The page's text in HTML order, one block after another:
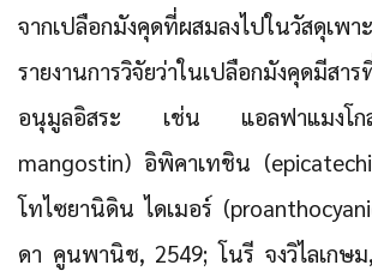
จากเปลือกมังคุดที่ผสมลงไปในวัสดุ
รายงานการวิจัยว่าในเปลือกมังคุดมีสา
อนุมูลอิสระ เช่น แอลฟาแมงโ
mangostin) อิพิคาเทชิน
โทไซยานิดิน ไดเมอร์
ดา คูนพานิช, 2549; โนรี จงวิไลเกษม